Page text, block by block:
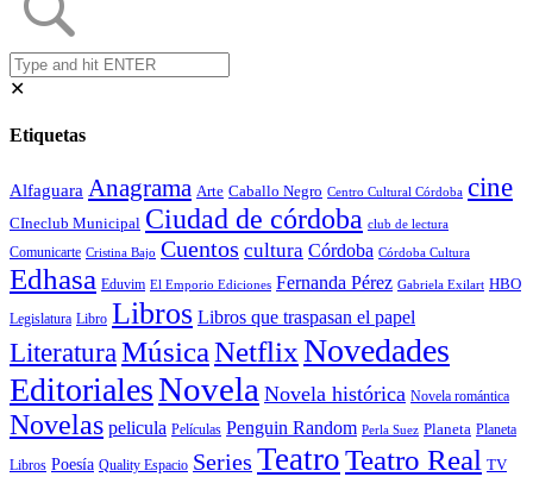
✕
Etiquetas
Alfaguara Anagrama Arte Caballo Negro Centro Cultural Córdoba cine
CIneclub Municipal Ciudad de córdoba club de lectura
Comunicarte Cristina Bajo Cuentos cultura Córdoba Córdoba Cultura
Edhasa Eduvim El Emporio Ediciones Fernanda Pérez Gabriela Exilart HBO
Legislatura Libro Libros Libros que traspasan el papel
LiteraturaMúsicaNetflixNovedades
EditorialesNovela Novela histórica Novela romántica
Novelas pelicula Películas Penguin Random Perla Suez Planeta Planeta
Libros Poesía Quality Espacio Series TeatroTeatro Real TV